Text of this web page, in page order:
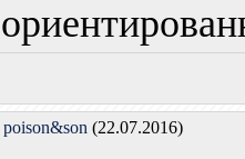
poison&son (22.07.2016)